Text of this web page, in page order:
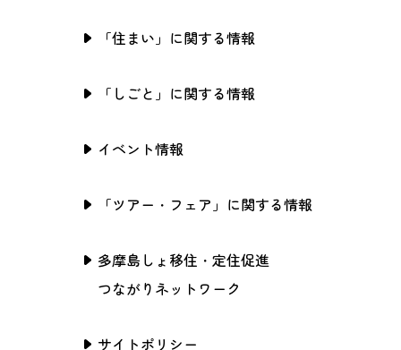
「住まい」に関する情報
「しごと」に関する情報
イベント情報
「ツアー・フェア」に関する情報
多摩島しょ移住・定住促進
つながりネットワーク
サイトポリシー